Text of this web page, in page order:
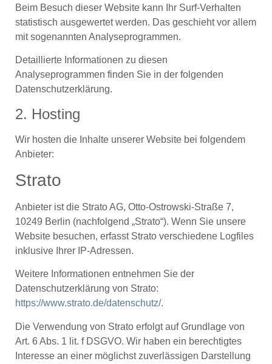
Beim Besuch dieser Website kann Ihr Surf-Verhalten
statistisch ausgewertet werden. Das geschieht vor allem
mit sogenannten Analyseprogrammen.
Detaillierte Informationen zu diesen
Analyseprogrammen finden Sie in der folgenden
Datenschutzerklärung.
2. Hosting
Wir hosten die Inhalte unserer Website bei folgendem
Anbieter:
Strato
Anbieter ist die Strato AG, Otto-Ostrowski-Straße 7,
10249 Berlin (nachfolgend „Strato“). Wenn Sie unsere
Website besuchen, erfasst Strato verschiedene Logfiles
inklusive Ihrer IP-Adressen.
Weitere Informationen entnehmen Sie der
Datenschutzerklärung von Strato:
https://www.strato.de/datenschutz/.
Die Verwendung von Strato erfolgt auf Grundlage von
Art. 6 Abs. 1 lit. f DSGVO. Wir haben ein berechtigtes
Interesse an einer möglichst zuverlässigen Darstellung